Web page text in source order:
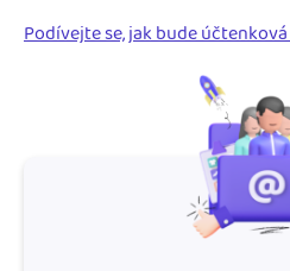
Podívejte se, jak bude